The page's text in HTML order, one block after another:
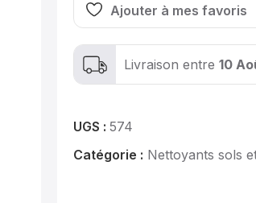
Ajouter à mes favoris
Livraison entre10
UGS :574
Catégorie : Nettoyants sols